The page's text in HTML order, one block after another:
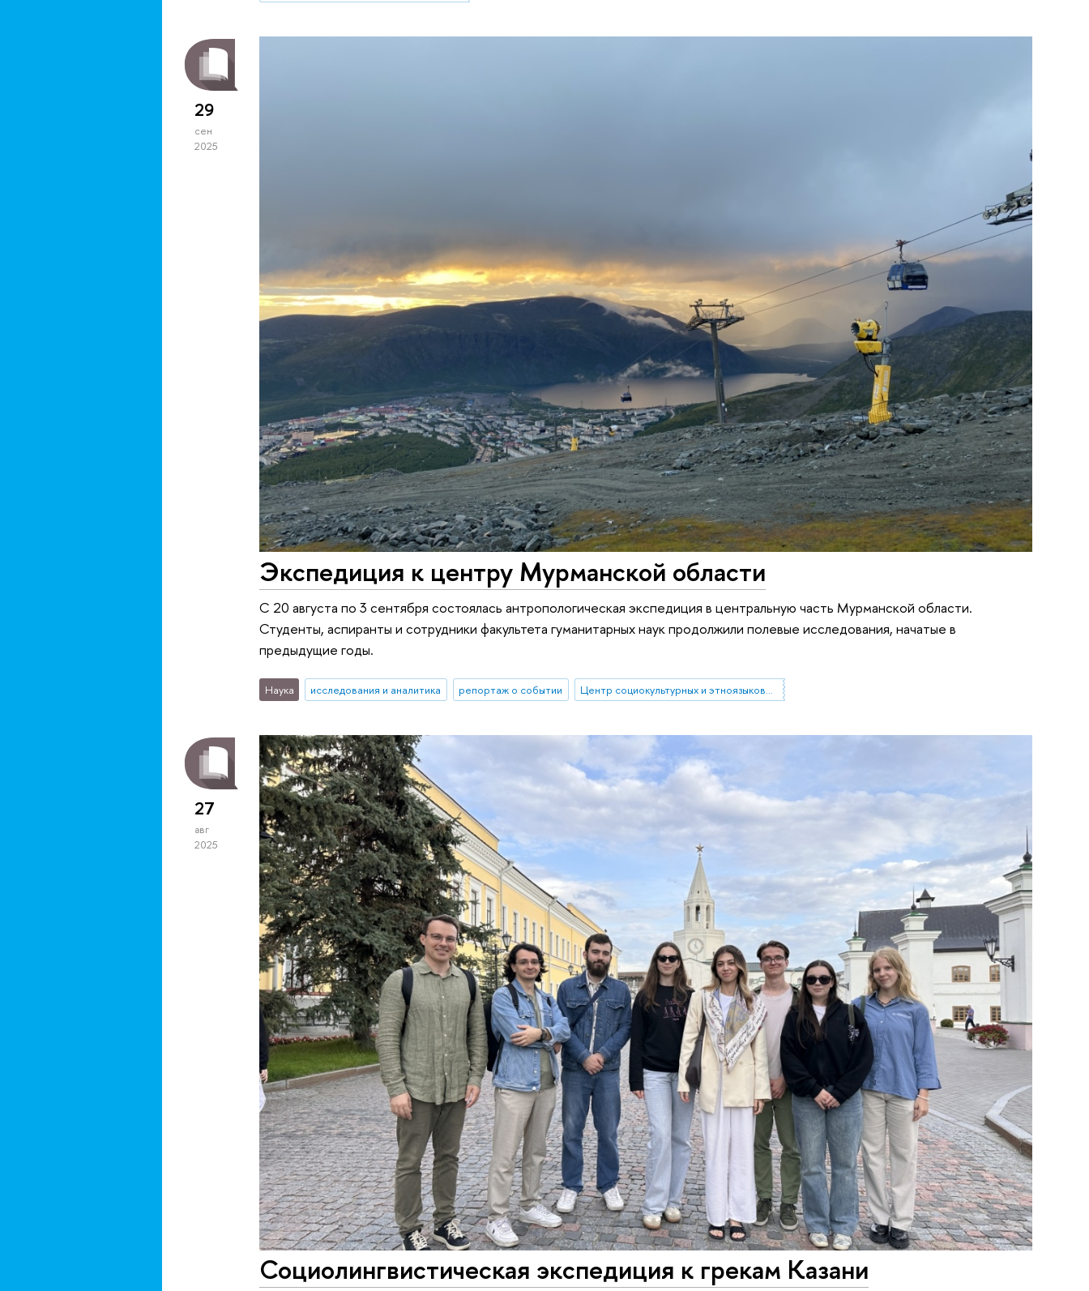
29
сен
2025
Экспедиция к центру Мурманской области
С 20 августа по 3 сентября состоялась антропологическая экспедиция в центральную часть Мурманской области.
Студенты, аспиранты и сотрудники факультета гуманитарных наук продолжили полевые исследования, начатые в
предыдущие годы.
Наука исследования и аналитика репортаж о событии Центр социокультурных и этноязыковых исследований
27
авг
2025
Социолингвистическая экспедиция к грекам Казани